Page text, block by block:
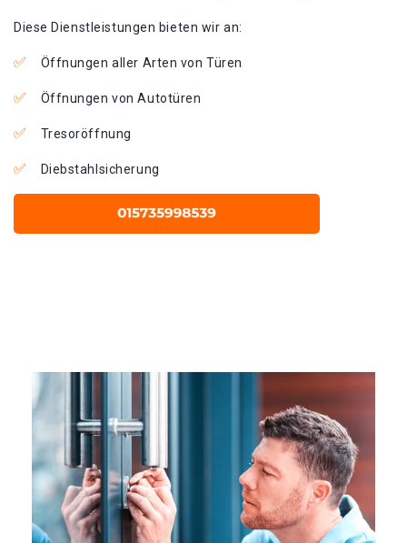
Diese Dienstleistungen bieten wir an:
Öffnungen aller Arten von Türen
Öffnungen von Autotüren
Tresoröffnung
Diebstahlsicherung